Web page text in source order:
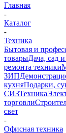
Главная
-
Каталог
-
Техника
Бытовая и
товарыДача, сад
ремонта техники
ЗИП
кухняПодарки,
СИЗТехника
торговли
свет
-
Офисная техника